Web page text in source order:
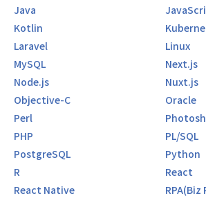
Java
Kotlin
Laravel
Linux
MySQL
Next.js
Node.js
Nuxt.js
Objective-C
Oracle
Perl
PHP
PL/SQL
PostgreSQL
Python
R
React
React Native
RPA(Biz